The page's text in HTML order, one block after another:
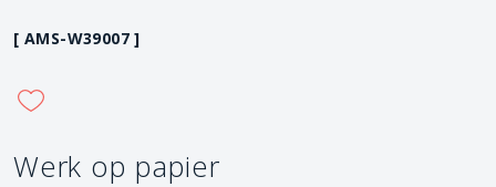
[ AMS-W39007 ]
Werk op papier